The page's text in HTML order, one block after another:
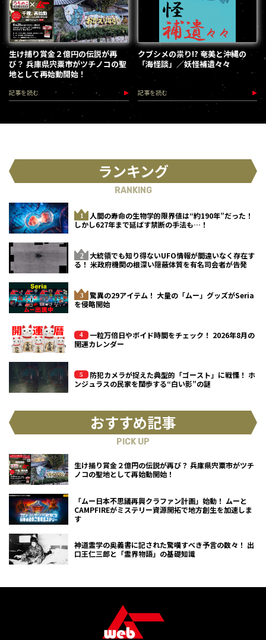
生け捕り賞金２億円の伝説が再
び？ 兵庫県宍粟市がツチノコの聖
地として再始動開始！
記事を読む
クブシメの祟り!? 奄美と沖縄の
「海怪談」／妖怪補遺々々
記事を読む
ランキング
RANKING
人間の寿命の生物学的限界値は“約190年”だった！
しかし627年まで延ばす禁断の手法も…！
大統領でも知り得ないUFO情報が間違いなく存在す
る！ 米政府機関の根深い隠蔽体質を有名司会者が告発
驚異の29アイテム！ 大量の「ムー」グッズがSeria
を侵略開始
一粒万倍日やボイド時間をチェック！ 2026年8月の
開運カレンダー
防犯カメラが捉えた典型的「ゴースト」に戦慄！ ホ
ンジュラスの民家を闊歩する“白い影”の謎
おすすめ記事
PICK UP
生け捕り賞金２億円の伝説が再び？ 兵庫県宍粟市がツチ
ノコの聖地として再始動開始！
「ムー日本不思議再興クラファン計画」始動！ ムーと
CAMPFIREがミステリー資源開拓で地方創生を加速しま
す
神道霊学の奥義書に記された驚嘆すべき予言の数々！ 出
口王仁三郎と「霊界物語」の基礎知識